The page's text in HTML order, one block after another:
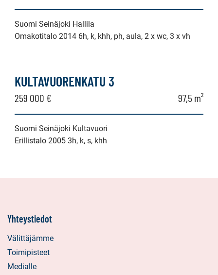
Suomi Seinäjoki Hallila
Omakotitalo 2014 6h, k, khh, ph, aula, 2 x wc, 3 x vh
KULTAVUORENKATU 3
259 000 € 97,5 m²
Suomi Seinäjoki Kultavuori
Erillistalo 2005 3h, k, s, khh
Yhteystiedot
Välittäjämme
Toimipisteet
Medialle